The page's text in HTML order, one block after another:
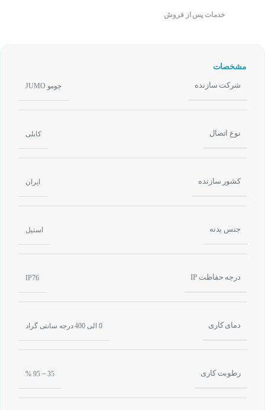
خدمات پس از فروش
مشخصات
شرکت سازنده جومو JUMO
نوع اتصال کابلی
کشور سازنده ایران
جنس بدنه استیل
درجه حفاظت IP IP76
دمای کاری 0 الی 400 درجه سانتی گراد
رطوبت کاری 35 ~ 95 %